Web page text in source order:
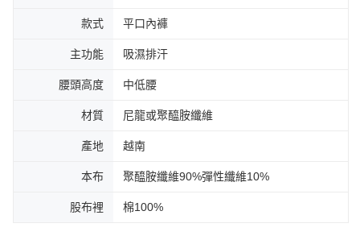
款式 平口內褲
主功能 吸濕排汗
腰頭高度 中低腰
材質 尼龍或聚醯胺纖維
產地 越南
本布 聚醯胺纖維90%彈性纖維10%
股布裡 棉100%